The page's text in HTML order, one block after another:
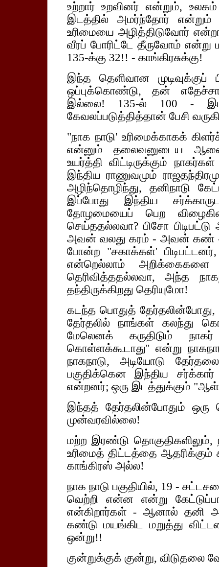
உற்றார் உறவினர் என்றும்,
இடத்தில் அமர்ந்தோர் என்றும்
உரிமையை அழித்திடுவோர்
வீரப் போரிட்டே தீருவோம்
135-க்கு 32!! - காங்கிரசுக்கு!
இந்த தெளிவான முடிவுக்குப்
ஒப்புக்கொண்டு, தன்
இல்லை! 135-ல் 100 -
கேவலப்படுத்தித்தான் பேசி
"நாக நாடு' உரிமைக்காகக்
என்னும் தலைவனுடைய
உயர்த்தி விட்டிருக்கும்
இந்திய ராணுவமும்
அழிந்தொழிந்து, தனிநாடு
இப்போது இந்திய
தோழமையைப் பெற
செய்ததல்லவா? பிசோ
அவன் வலது கரம் - அவன் கண் -
போன்ற "சகாக்கள்'
என்றெல்லாம் அறிக்கைகளை
தெரிவித்ததல்லவா, அந்த
தந்திருக்கிறது தெரியுமோ!
கடந்த பொதுத்
தேர்தலில் நாங்கள் கலந்து
மேலெனக் கருதிடும்
கொள்ளக்கூடாது'' என்று
நாகநாடு, அடியோடு
பகுதிக்கென இந்திய
என்றனர்; ஒரு இடத்துக்கும்
இந்தத் தேர்தலின்போதும் ஒரு
முன்வரவில்லை!
மற்ற இரண்டு
உரிமைத் திட்டத்தை ஆதரிக்கும்
காங்கிரஸ் அல்ல!
நாக நாடு பகுதியில், 19 -
வெற்றி என்ன என்று
என்கிறார்கள் - ஆனால் தனி
கண்டு மயங்கிட மறுத்து
ஒன்று!!
குன்றுக்குக் குன்று, விடுதலை